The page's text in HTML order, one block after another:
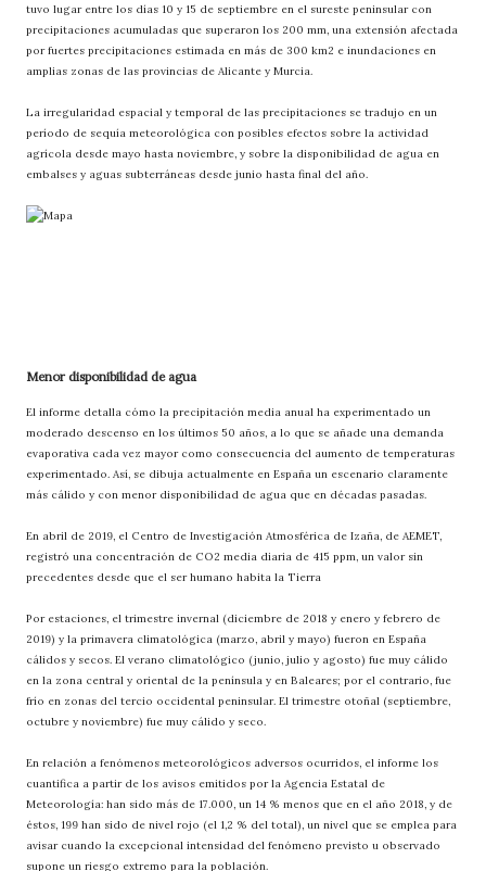
tuvo lugar entre los días 10 y 15 de septiembre en el sureste peninsular con
precipitaciones acumuladas que superaron los 200 mm, una extensión afectada
por fuertes precipitaciones estimada en más de 300 km2 e inundaciones en
amplias zonas de las provincias de Alicante y Murcia.
La irregularidad espacial y temporal de las precipitaciones se tradujo en un
período de sequía meteorológica con posibles efectos sobre la actividad
agrícola desde mayo hasta noviembre, y sobre la disponibilidad de agua en
embalses y aguas subterráneas desde junio hasta final del año.
Menor disponibilidad de agua
El informe detalla cómo la precipitación media anual ha experimentado un
moderado descenso en los últimos 50 años, a lo que se añade una demanda
evaporativa cada vez mayor como consecuencia del aumento de temperaturas
experimentado. Así, se dibuja actualmente en España un escenario claramente
más cálido y con menor disponibilidad de agua que en décadas pasadas.
En abril de 2019, el Centro de Investigación Atmosférica de Izaña, de AEMET,
registró una concentración de CO2 media diaria de 415 ppm, un valor sin
precedentes desde que el ser humano habita la Tierra
Por estaciones, el trimestre invernal (diciembre de 2018 y enero y febrero de
2019) y la primavera climatológica (marzo, abril y mayo) fueron en España
cálidos y secos. El verano climatológico (junio, julio y agosto) fue muy cálido
en la zona central y oriental de la península y en Baleares; por el contrario, fue
frío en zonas del tercio occidental peninsular. El trimestre otoñal (septiembre,
octubre y noviembre) fue muy cálido y seco.
En relación a fenómenos meteorológicos adversos ocurridos, el informe los
cuantifica a partir de los avisos emitidos por la Agencia Estatal de
Meteorología: han sido más de 17.000, un 14 % menos que en el año 2018, y de
éstos, 199 han sido de nivel rojo (el 1,2 % del total), un nivel que se emplea para
avisar cuando la excepcional intensidad del fenómeno previsto u observado
supone un riesgo extremo para la población.